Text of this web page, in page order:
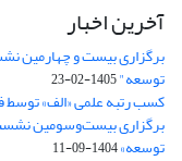
آخرین اخبار
برگزاری بیست و چهارمین
توسعه"1405-02-23
کسب رتبه علمی «الف»
برگزاری بیست‌وسومین
توسعه»1404-09-11